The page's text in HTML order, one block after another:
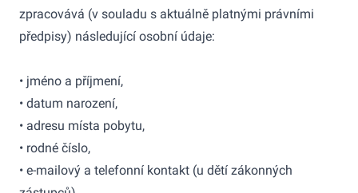
zpracovává (v souladu s aktuálně platnými právními
předpisy) následující osobní údaje:
• jméno a příjmení,
• datum narození,
• adresu místa pobytu,
• rodné číslo,
• e-mailový a telefonní kontakt (u dětí zákonných